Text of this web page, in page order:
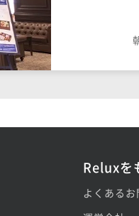
Reluxを
よくある